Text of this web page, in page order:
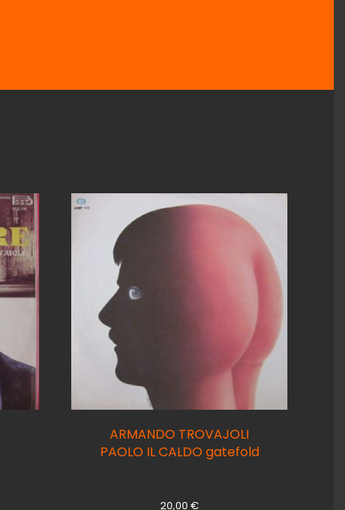
ARMANDO TROVAJOLI
PAOLO IL CALDO gatefold
20,00 €